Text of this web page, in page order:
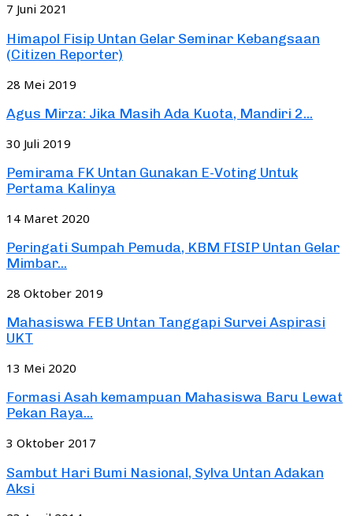
7 Juni 2021
Himapol Fisip Untan Gelar Seminar Kebangsaan
(Citizen Reporter)
28 Mei 2019
Agus Mirza: Jika Masih Ada Kuota, Mandiri 2...
30 Juli 2019
Pemirama FK Untan Gunakan E-Voting Untuk
Pertama Kalinya
14 Maret 2020
Peringati Sumpah Pemuda, KBM FISIP Untan Gelar
Mimbar...
28 Oktober 2019
Mahasiswa FEB Untan Tanggapi Survei Aspirasi
UKT
13 Mei 2020
Formasi Asah kemampuan Mahasiswa Baru Lewat
Pekan Raya...
3 Oktober 2017
Sambut Hari Bumi Nasional, Sylva Untan Adakan
Aksi